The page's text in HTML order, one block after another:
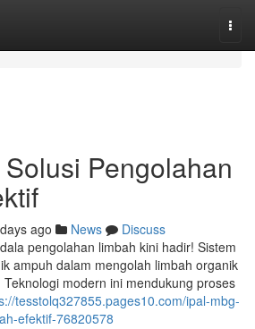
Pengolahan
ago News
Discuss
pengolahan limbah kini hadir! Sistem
ampuh dalam mengolah limbah organik
modern ini mendukung proses
tesstolq327855.pages10.com/ipal-mbg-
efektif-76820578